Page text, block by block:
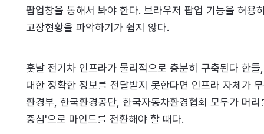
팝업창을 통해서 봐야 한다. 브라우저 팝업 기능을 허용
고장현황을 파악하기가 쉽지 않다.
훗날 전기차 인프라가 물리적으로 충분히 구축된다 한
대한 정확한 정보를 전달받지 못한다면 인프라 자체가
환경부, 한국환경공단, 한국자동차환경협회 모두가 머
중심'으로 마인드를 전환해야 할 때다.